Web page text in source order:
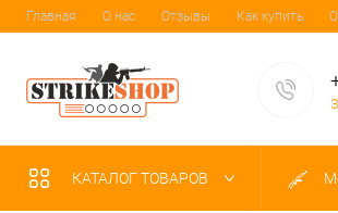
Главная О нас Отзывы Как купить
КАТАЛОГ ТОВАРОВ